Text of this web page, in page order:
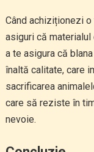
Când achiziționezi
asiguri că
a te asigura că
înaltă calitate, care
sacrificarea
care să reziste în
nevoie.